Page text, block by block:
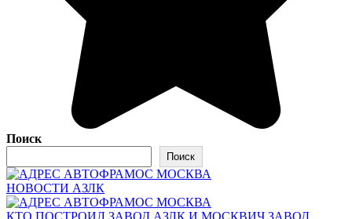
Поиск
Поиск
НОВОСТИ АЗЛК